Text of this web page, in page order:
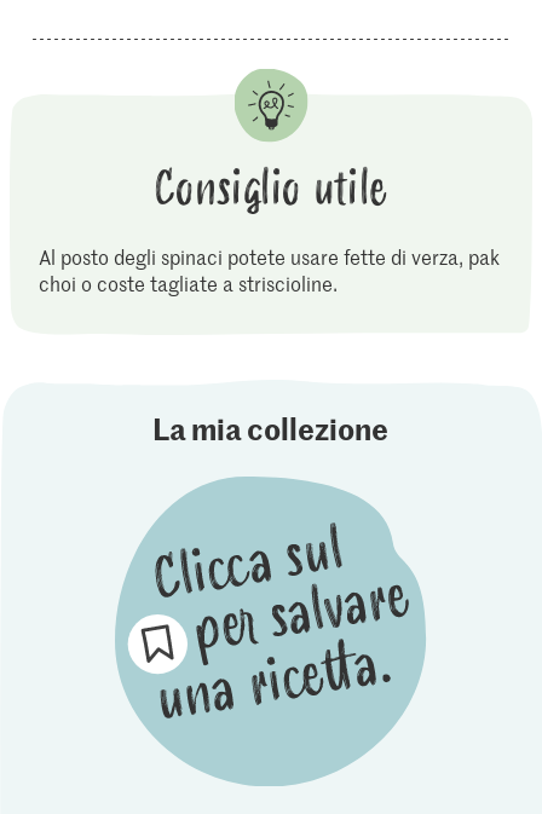
Consiglio utile
Al posto degli spinaci potete usare fette di verza, pak
choi o coste tagliate a striscioline.
La mia collezione